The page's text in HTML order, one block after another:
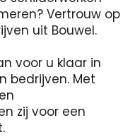
Vertrouw op
uit Bouwel.
voor u klaar in
bedrijven. Met
zij voor een